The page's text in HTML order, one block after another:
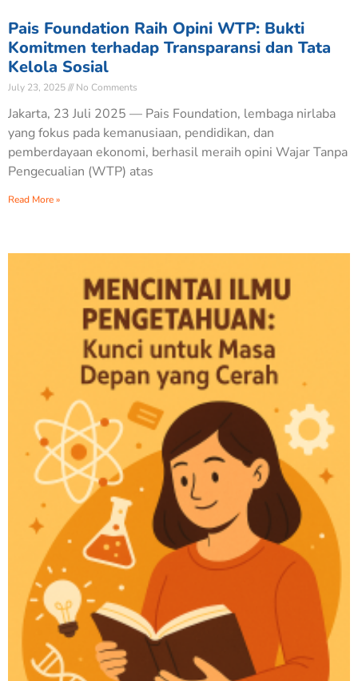
Pais Foundation Raih Opini WTP: Bukti
Komitmen terhadap Transparansi dan Tata
Kelola Sosial
July 23, 2025 No Comments
Jakarta, 23 Juli 2025 — Pais Foundation, lembaga nirlaba
yang fokus pada kemanusiaan, pendidikan, dan
pemberdayaan ekonomi, berhasil meraih opini Wajar Tanpa
Pengecualian (WTP) atas
Read More »